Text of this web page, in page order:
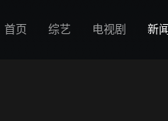
首页 综艺 电视剧 新闻